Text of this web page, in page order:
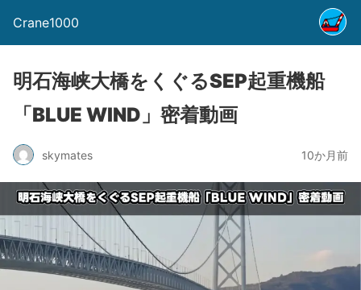
Crane1000
明石海峡大橋をくぐるSEP起重機船
「BLUE WIND」密着動画
skymates 10か月前